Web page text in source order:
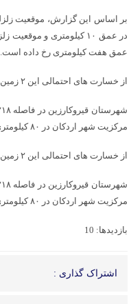
عمق هفت کیلومتری رخ داده است.
از خسارت های احتمالی این ۲ زمین لرزه هنوز گزارشی دریافت نشده است.
مرکزیت شهر اردکان در ۸۰ کیلومتری غرب شیراز قرار دارند.
از خسارت های احتمالی این ۲ زمین لرزه هنوز گزارشی دریافت نشده است.
مرکزیت شهر اردکان در ۸۰ کیلومتری غرب شیراز قرار دارند.
بازدیدها: 10
اشتراک گذاری :